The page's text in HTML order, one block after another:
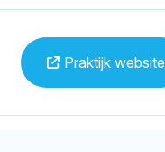
Praktijk website